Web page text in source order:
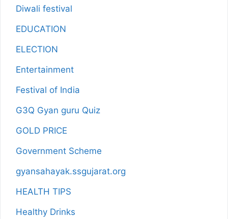
Diwali festival
EDUCATION
ELECTION
Entertainment
Festival of India
G3Q Gyan guru Quiz
GOLD PRICE
Government Scheme
gyansahayak.ssgujarat.org
HEALTH TIPS
Healthy Drinks